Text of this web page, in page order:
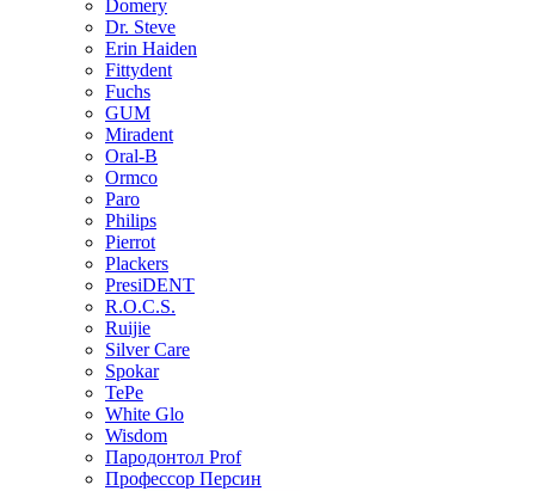
Domery
Dr. Steve
Erin Haiden
Fittydent
Fuchs
GUM
Miradent
Oral-B
Ormco
Paro
Philips
Pierrot
Plackers
PresiDENT
R.O.C.S.
Ruijie
Silver Care
Spokar
TePe
White Glo
Wisdom
Пародонтол Prof
Профессор Персин